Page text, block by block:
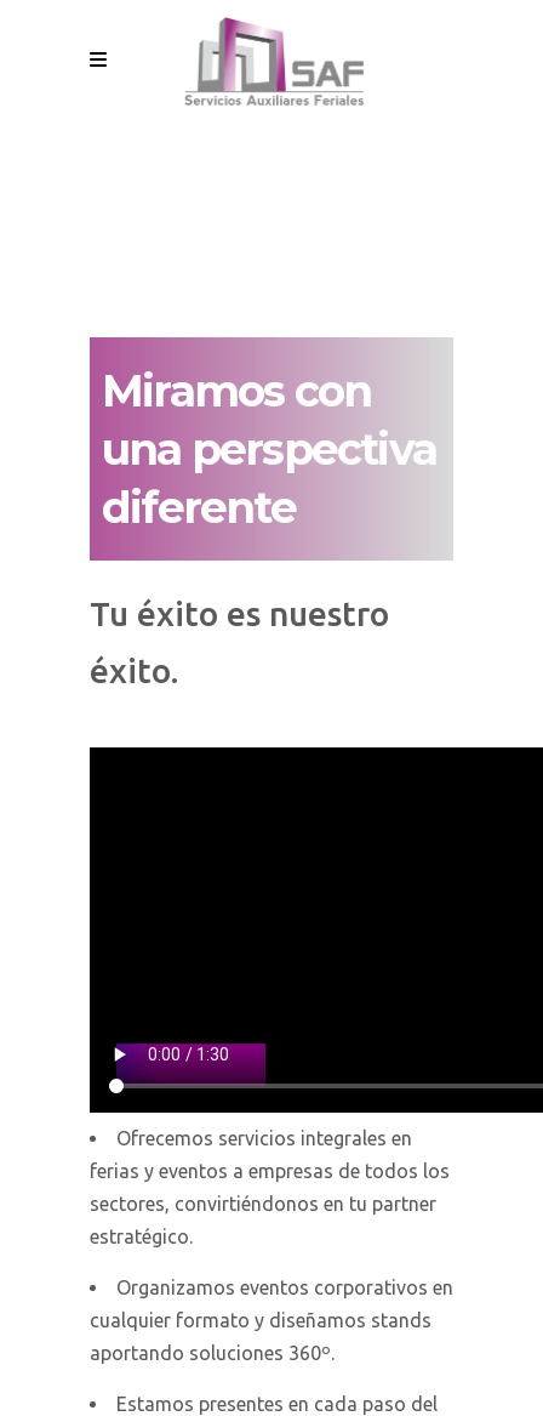
Miramos con
una perspectiva
diferente
Tu éxito es nuestro
éxito.
Ofrecemos servicios integrales en
ferias y eventos a empresas de todos los
sectores, convirtiéndonos en tu partner
estratégico.
Organizamos eventos corporativos en
cualquier formato y diseñamos stands
aportando soluciones 360º.
Estamos presentes en cada paso del